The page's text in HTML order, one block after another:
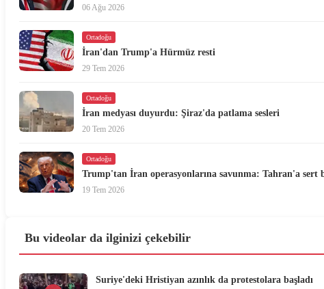
06 Ağu 2026
Ortadoğu
İran'dan Trump'a Hürmüz resti
29 Tem 2026
Ortadoğu
İran medyası duyurdu: Şiraz'da patlama sesleri
20 Tem 2026
Ortadoğu
Trump'tan İran operasyonlarına savunma: Tahran'a sert
19 Tem 2026
Bu videolar da ilginizi çekebilir
Suriye'deki Hristiyan azınlık da protestolara başladı